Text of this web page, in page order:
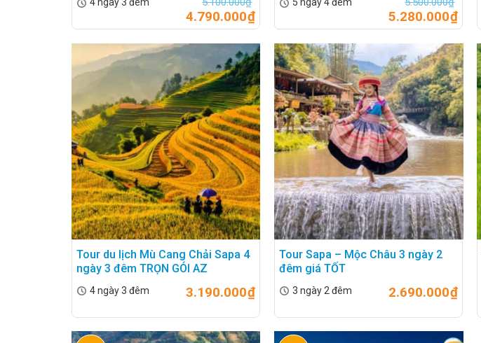
4.790.000₫
4 ngày 3 đêm
5.280.000₫
5 ngày 4 đêm
Tour du lịch Mù Cang Chải Sapa 4
ngày 3 đêm TRỌN GÓI AZ
3.190.000₫
4 ngày 3 đêm
Tour Sapa – Mộc Châu 3 ngày 2
đêm giá TỐT
2.690.000₫
3 ngày 2 đêm